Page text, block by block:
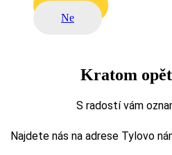
Ne
Kratom
S radostí vám
Najdete nás na adrese Tylovo